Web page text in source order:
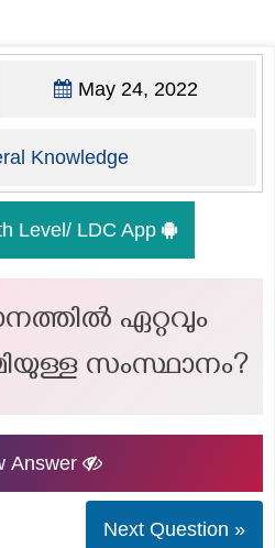
May 24, 2022
Knowledge
Level/ LDC App
ഏറ്റവും
സംസ്ഥാനം?
Answer
Next Question »